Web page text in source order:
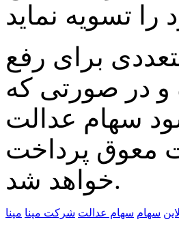
برای رفع
و در صورتی که
سهام عدالت
معوق پرداخت
خواهد شد.
سهام سهام عدالت شرکت مپنا مپنا